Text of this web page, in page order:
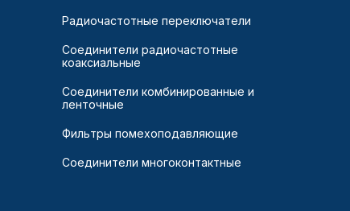
Радиочастотные переключатели
Соединители радиочастотные
коаксиальные
Соединители комбинированные и
ленточные
Фильтры помехоподавляющие
Соединители многоконтактные